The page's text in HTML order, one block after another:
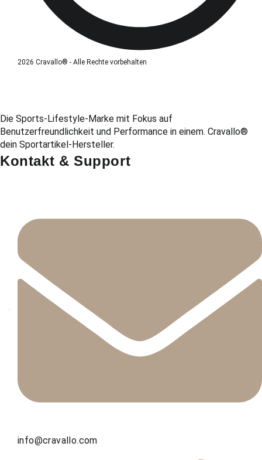
2026 Cravallo® - Alle Rechte vorbehalten
Die Sports-Lifestyle-Marke mit Fokus auf
Benutzerfreundlichkeit und Performance in einem. Cravallo®
dein Sportartikel-Hersteller.
Kontakt & Support
info@cravallo.com